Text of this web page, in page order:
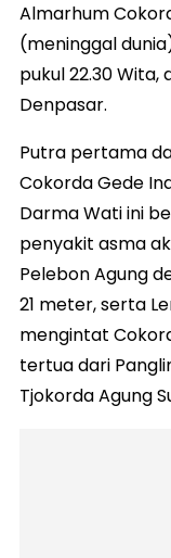
Almarhum
(meninggal
pukul 22.30 Wita,
Denpasar.
Putra pertama
Cokorda Gede
Darma Wati ini
penyakit asma
Pelebon Agung
21 meter, serta
mengintat
tertua dari
Tjokorda Agung